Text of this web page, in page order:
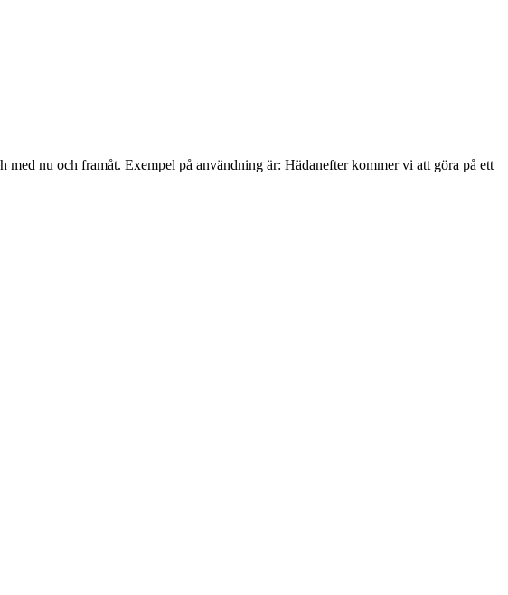
nu och framåt. Exempel på användning är: Hädanefter kommer vi att göra på ett